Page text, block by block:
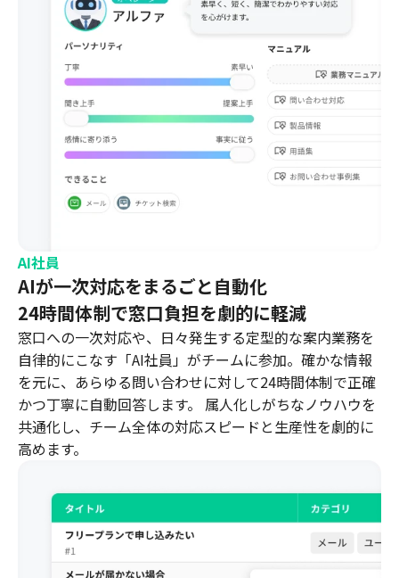
AI社員
AIが一次対応をまるごと自動化
24時間体制で窓口負担を劇的に軽減
窓口への一次対応や、日々発生する定型的な案内業務を
自律的にこなす「AI社員」がチームに参加。確かな情報
を元に、あらゆる問い合わせに対して24時間体制で正確
かつ丁寧に自動回答します。 属人化しがちなノウハウを
共通化し、チーム全体の対応スピードと生産性を劇的に
高めます。